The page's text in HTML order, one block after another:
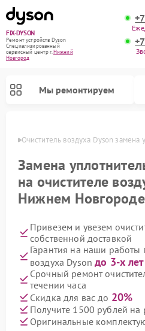
FIX-DYSON
Ремонт устройств Dyson
Специализированный
cервисный центр г.Нижний
Новгород
Мы ремонтируем
Очиститель воздуха Dyson замена
Замена
на очистителе
Нижнем Новгороде
Привезем и увезем
собственной доставкой
Гарантия на наши работы
воздуха Dysonдо 3-х лет
Срочный ремонт
течении часа
Скидка для вас до 20%
Получите 1500 рублей на
Оригинальные